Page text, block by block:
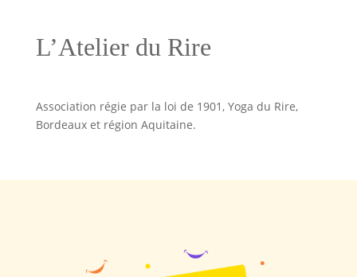
L’Atelier du Rire
Association régie par la loi de 1901, Yoga du Rire,
Bordeaux et région Aquitaine.